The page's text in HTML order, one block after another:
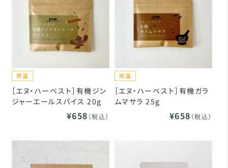
［エヌ・ハーベスト］有機ジン
ジャーエールスパイス 20g
¥658 （税込）
［エヌ・ハーベスト］有機ガラ
ムマサラ 25g
¥658 （税込）